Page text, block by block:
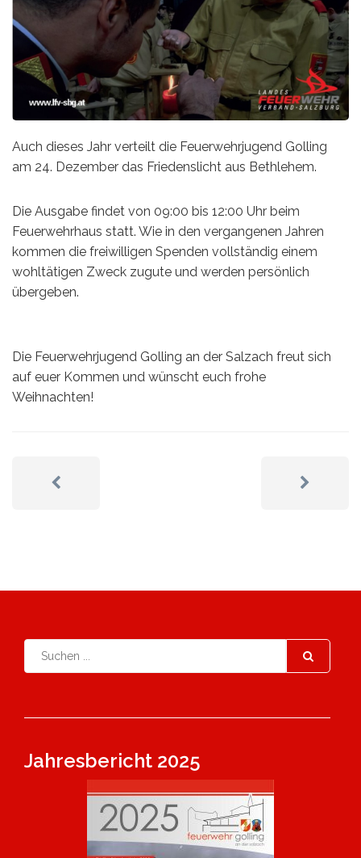
Auch dieses Jahr verteilt die Feuerwehrjugend Golling
am 24. Dezember das Friedenslicht aus Bethlehem.
Die Ausgabe findet von 09:00 bis 12:00 Uhr beim
Feuerwehrhaus statt. Wie in den vergangenen Jahren
kommen die freiwilligen Spenden vollständig einem
wohltätigen Zweck zugute und werden persönlich
übergeben.
Die Feuerwehrjugend Golling an der Salzach freut sich
auf euer Kommen und wünscht euch frohe
Weihnachten!
Jahresbericht 2025